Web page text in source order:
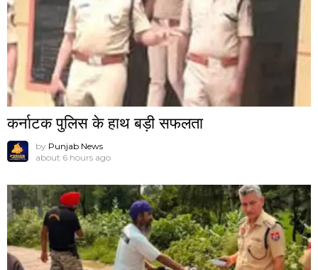
कर्नाटक पुलिस के हाथ बड़ी सफलता
by Punjab News
about 6 hours ago